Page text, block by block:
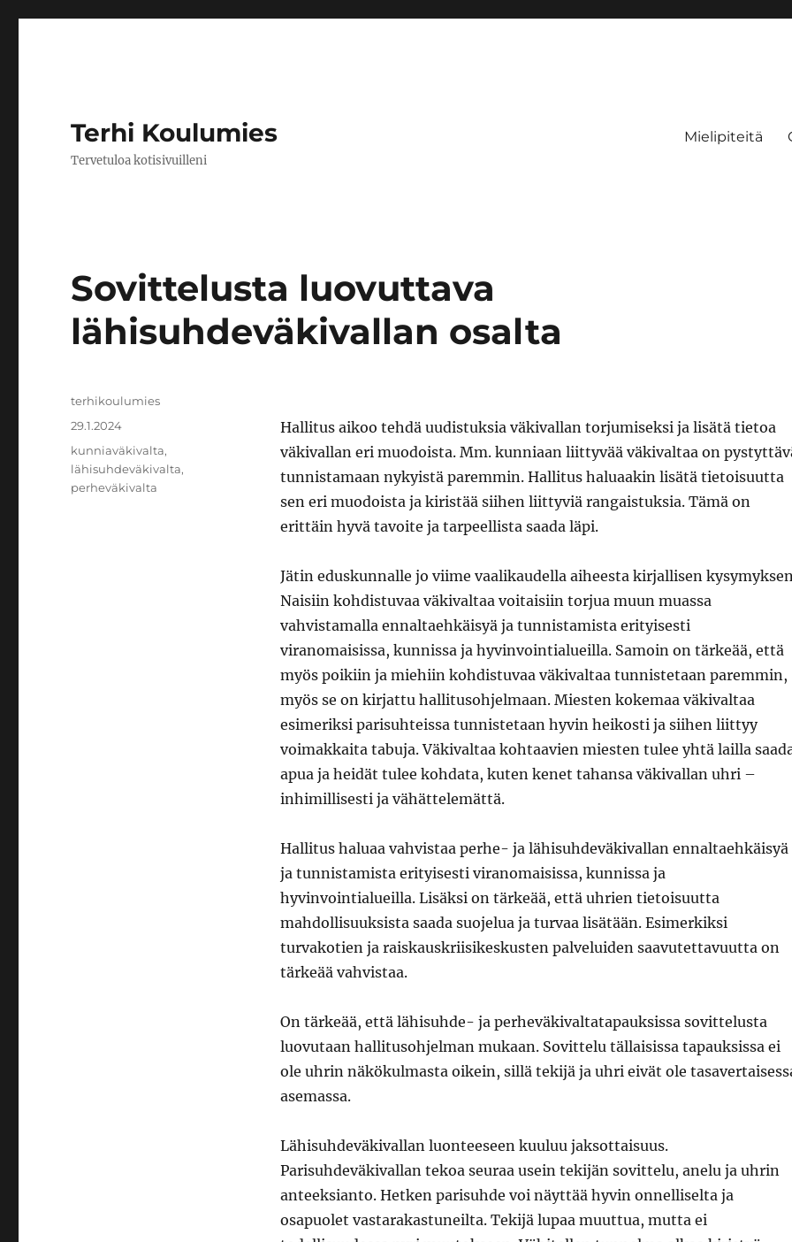
Terhi Koulumies
Tervetuloa kotisivuilleni
Mielipiteitä
Sovittelusta luovuttava
lähisuhdeväkivallan osalta
Hallitus aikoo tehdä uudistuksia väkivallan torjumiseksi ja lisätä tietoa
väkivallan eri muodoista. Mm. kunniaan liittyvää väkivaltaa on
tunnistamaan nykyistä paremmin. Hallitus haluaakin lisätä tietoisuutta
sen eri muodoista ja kiristää siihen liittyviä rangaistuksia. Tämä on
erittäin hyvä tavoite ja tarpeellista saada läpi.
Jätin eduskunnalle jo viime vaalikaudella aiheesta kirjallisen
Naisiin kohdistuvaa väkivaltaa voitaisiin torjua muun muassa
vahvistamalla ennaltaehkäisyä ja tunnistamista erityisesti
viranomaisissa, kunnissa ja hyvinvointialueilla. Samoin on tärkeää, että
myös poikiin ja miehiin kohdistuvaa väkivaltaa tunnistetaan paremmin,
myös se on kirjattu hallitusohjelmaan. Miesten kokemaa väkivaltaa
esimeriksi parisuhteissa tunnistetaan hyvin heikosti ja siihen liittyy
voimakkaita tabuja. Väkivaltaa kohtaavien miesten tulee yhtä lailla
apua ja heidät tulee kohdata, kuten kenet tahansa väkivallan uhri –
inhimillisesti ja vähättelemättä.
Hallitus haluaa vahvistaa perhe- ja lähisuhdeväkivallan ennaltaehkäisyä
ja tunnistamista erityisesti viranomaisissa, kunnissa ja
hyvinvointialueilla. Lisäksi on tärkeää, että uhrien tietoisuutta
mahdollisuuksista saada suojelua ja turvaa lisätään. Esimerkiksi
turvakotien ja raiskauskriisikeskusten palveluiden saavutettavuutta on
tärkeää vahvistaa.
On tärkeää, että lähisuhde- ja perheväkivaltatapauksissa sovittelusta
luovutaan hallitusohjelman mukaan. Sovittelu tällaisissa tapauksissa ei
ole uhrin näkökulmasta oikein, sillä tekijä ja uhri eivät ole
asemassa.
Lähisuhdeväkivallan luonteeseen kuuluu jaksottaisuus.
Parisuhdeväkivallan tekoa seuraa usein tekijän sovittelu, anelu ja uhrin
anteeksianto. Hetken parisuhde voi näyttää hyvin onnelliselta ja
osapuolet vastarakastuneilta. Tekijä lupaa muuttua, mutta ei
Kirjoittaja
terhikoulumies
Julkaistu
29.1.2024
Avainsanat
kunniaväkivalta,
lähisuhdeväkivalta,
perheväkivalta